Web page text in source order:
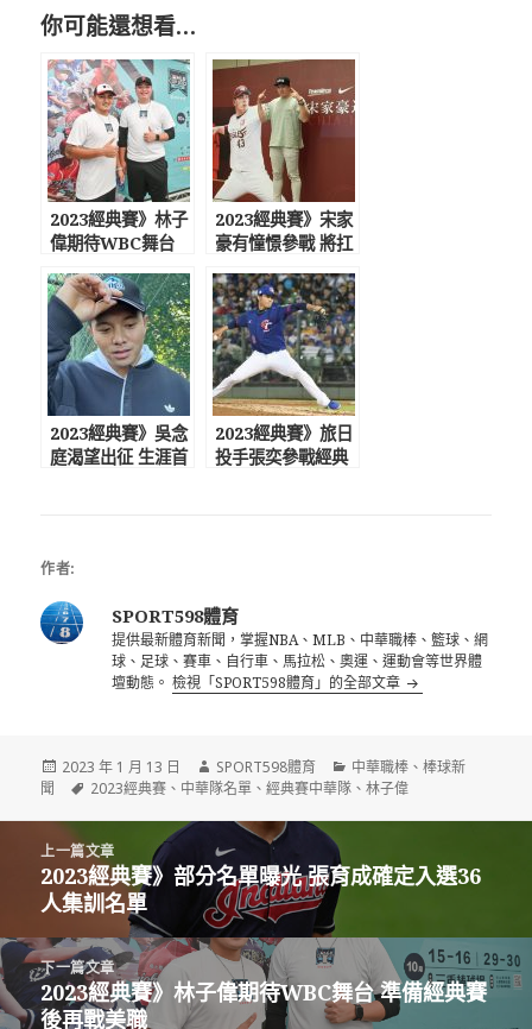
你可能還想看…
2023經典賽》林子
偉期待WBC舞台
美職
2023經典賽》宋家
豪有憧憬參戰 將扛
2023經典賽》吳念
庭渴望出征 生涯首
2023經典賽》旅日
投手張奕參戰經典
作者:
SPORT598體育
提供最新體育新聞，掌握NBA、MLB、中華職棒、籃球、網
球、足球、賽車、自行車、馬拉松、奧運、運動會等世界體
壇動態。檢視「SPORT598體育」的全部文章
發
佈
期:
2023 年 1 月 13 日
作
者
SPORT598體育
分
類
中華職棒 、棒球新
聞
標
2023經典賽 、 中華隊名單 、經典賽中華隊 、林子偉
上一篇文章
上
一
篇
文
章:
2023經典賽》部分名單曝光 張育成確定入選36
人集訓名單
下一篇文章
下
一
2023經典賽》林子偉期待WBC舞台 準備經典賽
後再戰美職